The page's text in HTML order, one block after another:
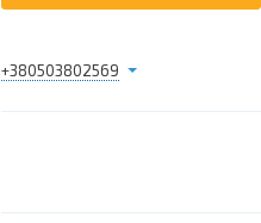
+380503802569